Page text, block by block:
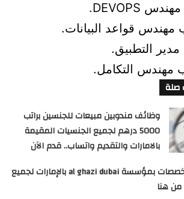
مهندس DEVOPS
.
قواعد البيانات.
التطبيق.
مهندس التكامل.
صلة
وظائف مندوبين مبيعات للجنسين براتب
5000 درهم لجميع الجنسيات المقيمة
بالامارات والتقديم واتساب.. قدم الآن
وظائف لعدة تخصصات بمؤسسة al ghazi dubai بالإمارات لجميع
هنا